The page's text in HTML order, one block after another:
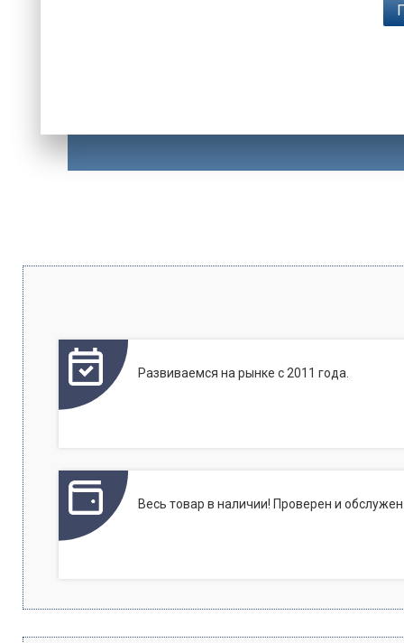
Развиваемся на рынке с 2011 года.
Весь товар в наличии! Проверен и обслужен.